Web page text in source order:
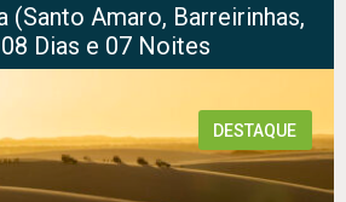
(Santo Amaro, Barreirinhas,
Dias e 07 Noites
DESTAQUE